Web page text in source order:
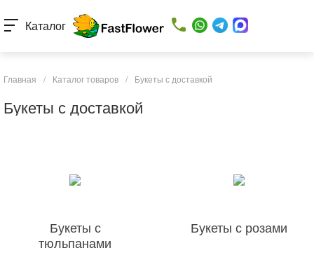
Каталог
Главная / Каталог товаров / Букеты с доставкой
Букеты с доставкой
Букеты с
тюльпанами
Букеты с розами